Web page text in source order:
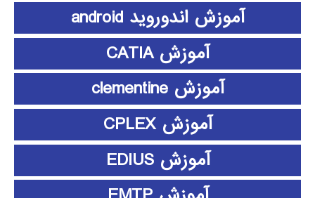
آموزش اندوروید android
آموزش CATIA
آموزش clementine
آموزش CPLEX
آموزش EDIUS